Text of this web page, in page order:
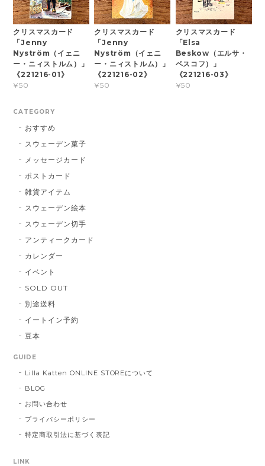
クリスマスカード
「Jenny
Nyström（イェニ
ー・ニィストルム）」
《221216-01》
¥50
クリスマスカード
「Jenny
Nyström（イェニ
ー・ニィストルム）」
《221216-02》
¥50
クリスマスカード
「Elsa
Beskow（エルサ・
ベスコフ）」
《221216-03》
¥50
CATEGORY
おすすめ
スウェーデン菓子
メッセージカード
ポストカード
雑貨アイテム
スウェーデン絵本
スウェーデン切手
アンティークカード
カレンダー
イベント
SOLD OUT
別途送料
イートイン予約
豆本
GUIDE
Lilla Katten ONLINE STOREについて
BLOG
お問い合わせ
プライバシーポリシー
特定商取引法に基づく表記
LINK